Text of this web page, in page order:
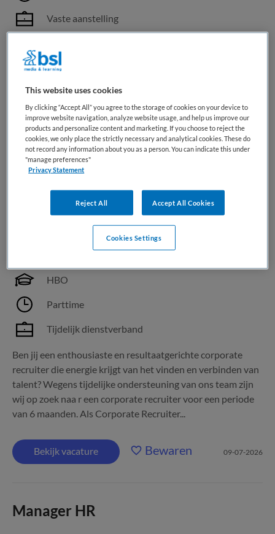
Vaste aanstelling
een organisatie in beweging. Jij zorgt ervoor. Zo werk jij Jij
zorgt dat belangrijke vacatures voor ggz-professionals
worden ingevuld en dat het recruitmentproces staat als een
huis. Vanuit jouw expertise, ruime corporate...
Bekijk vacature Bewaren 13-07-2026
Corporate recruiter tijdelijke functie
voor 6 maanden
Amsterdam
HBO
Parttime
Tijdelijk dienstverband
Ben jij een enthousiaste en resultaatgerichte corporate
recruiter die energie krijgt van het vinden en verbinden van
talent? Wegens tijdelijke ondersteuning van ons team zijn
wij op zoek naa r een corporate recruiter voor een periode
van 6 maanden. Als Corporate Recruiter...
Bekijk vacature Bewaren 09-07-2026
Manager HR
This website uses cookies
By clicking “Accept All” you agree to the storage of cookies on your device to
improve website navigation, analyze website usage, and help us improve our
products and personalize content and marketing. If you choose to reject the
cookies, we only place the strictly necessary and analytical cookies. These do
not record any information about you as a person. You can indicate this under
"manage preferences"
Privacy Statement
Reject All Accept All Cookies
Cookies Settings